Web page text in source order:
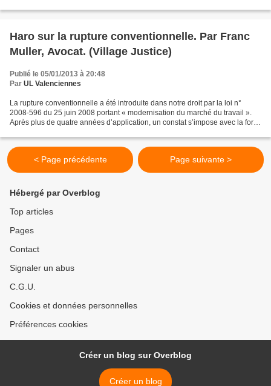
Haro sur la rupture conventionnelle. Par Franc
Muller, Avocat. (Village Justice)
Publié le 05/01/2013 à 20:48
Par UL Valenciennes
La rupture conventionnelle a été introduite dans notre droit par la loi n°
2008-596 du 25 juin 2008 portant « modernisation du marché du travail ».
Après plus de quatre années d’application, un constat s’impose avec la force
< Page précédente Page suivante >
Hébergé par Overblog
Top articles
Pages
Contact
Signaler un abus
C.G.U.
Cookies et données personnelles
Préférences cookies
Créer un blog sur Overblog
Créer un blog